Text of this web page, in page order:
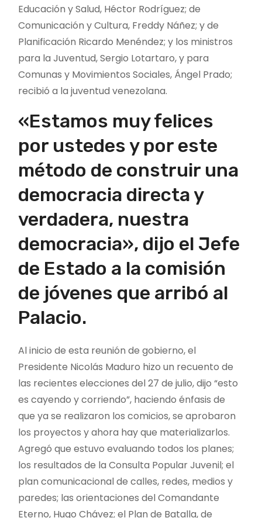
Educación y Salud, Héctor Rodríguez; de
Comunicación y Cultura, Freddy Náñez; y de
Planificación Ricardo Menéndez; y los ministros
para la Juventud, Sergio Lotartaro, y para
Comunas y Movimientos Sociales, Ángel Prado;
recibió a la juventud venezolana.
«Estamos muy felices
por ustedes y por este
método de construir una
democracia directa y
verdadera, nuestra
democracia», dijo el Jefe
de Estado a la comisión
de jóvenes que arribó al
Palacio.
Al inicio de esta reunión de gobierno, el
Presidente Nicolás Maduro hizo un recuento de
las recientes elecciones del 27 de julio, dijo “esto
es cayendo y corriendo”, haciendo énfasis de
que ya se realizaron los comicios, se aprobaron
los proyectos y ahora hay que materializarlos.
Agregó que estuvo evaluando todos los planes;
los resultados de la Consulta Popular Juvenil; el
plan comunicacional de calles, redes, medios y
paredes; las orientaciones del Comandante
Eterno, Hugo Chávez; el Plan de Batalla, de